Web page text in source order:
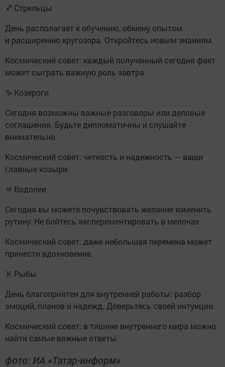
♐ Стрельцы
День располагает к обучению, обмену опытом
и расширению кругозора. Откройтесь новым знаниям.
Космический совет: каждый полученный сегодня факт
может сыграть важную роль завтра.
♑ Козероги
Сегодня возможны важные разговоры или деловые
соглашения. Будьте дипломатичны и слушайте
внимательно.
Космический совет: четкость и надежность — ваши
главные козыри.
♒ Водолеи
Сегодня вы можете почувствовать желание изменить
рутину. Не бойтесь экспериментировать в мелочах.
Космический совет: даже небольшая перемена может
принести вдохновение.
♓ Рыбы
День благоприятен для внутренней работы: разбор
эмоций, планов и надежд. Доверьтесь своей интуиции.
Космический совет: в тишине внутреннего мира можно
найти самые важные ответы.
фото: ИА «Татар-информ»